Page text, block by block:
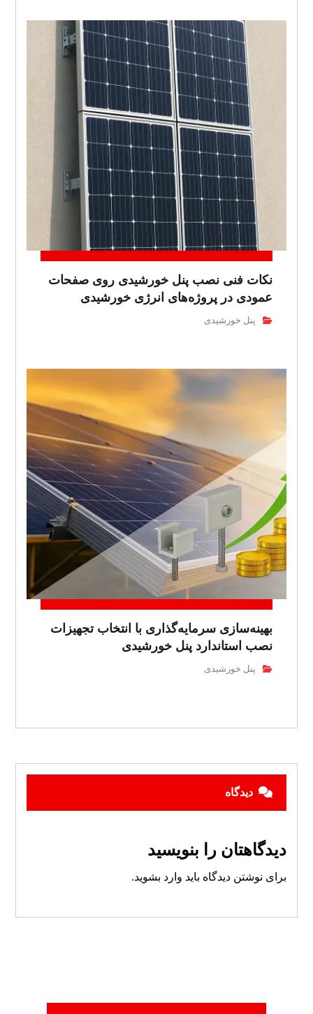
نکات فنی نصب پنل خورشیدی روی صفحات
عمودی در پروژه‌های انرژی خورشیدی
پنل خورشیدی
بهینه‌سازی سرمایه‌گذاری با انتخاب تجهیزات
نصب استاندارد پنل خورشیدی
پنل خورشیدی
دیدگاه
دیدگاهتان را بنویسید
برای نوشتن دیدگاه باید وارد بشوید.